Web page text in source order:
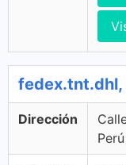
fedex.tnt.dhl,
Dirección
Perú